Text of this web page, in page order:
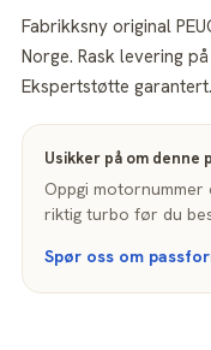
Fabrikksny original
Norge. Rask levering
Ekspertstøtte garantert.
Usikker på om denne
Oppgi
riktig turbo før du
Spør oss om